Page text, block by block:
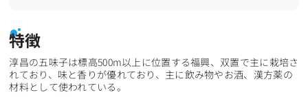
特徴
淳昌の五味子は標高500m以上に位置する福興、双置で主に栽培さ
れており、味と香りが優れており、主に飲み物やお酒、漢方薬の
材料として使われている。